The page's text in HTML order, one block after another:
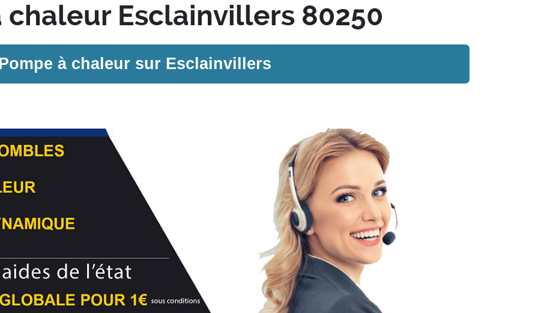
chaleur Esclainvillers 80250
à chaleur sur Esclainvillers